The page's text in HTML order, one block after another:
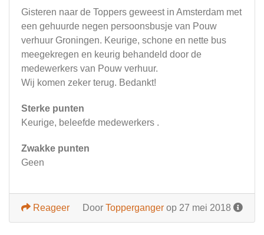
Gisteren naar de Toppers geweest in Amsterdam met
een gehuurde negen persoonsbusje van Pouw
verhuur Groningen. Keurige, schone en nette bus
meegekregen en keurig behandeld door de
medewerkers van Pouw verhuur.
Wij komen zeker terug. Bedankt!
Sterke punten
Keurige, beleefde medewerkers .
Zwakke punten
Geen
Door Topperganger op 27 mei 2018
Reageer